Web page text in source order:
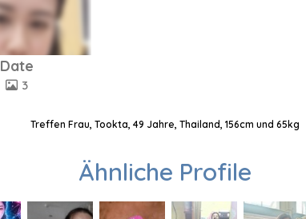
Date
3
Treffen Frau, Tookta, 49 Jahre, Thailand, 156cm und 65kg
Ähnliche Profile